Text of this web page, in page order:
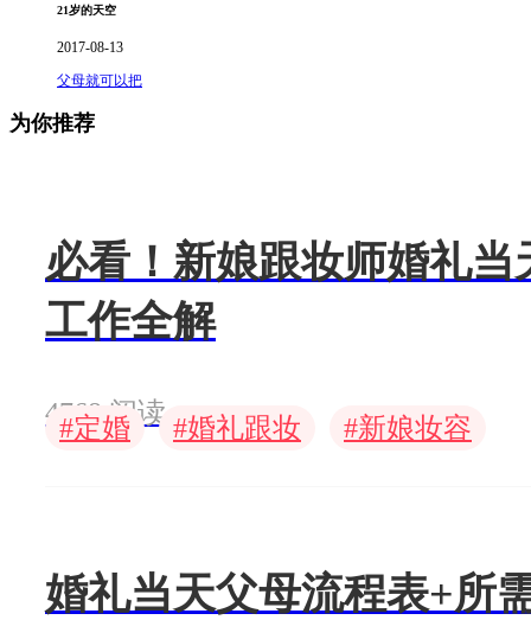
21岁的天空
2017-08-13
父母就可以把
为你推荐
必看！新娘跟妆师婚礼当
工作全解
4768 阅读
#定婚 #婚礼跟妆 #新娘妆容
婚礼当天父母流程表+所